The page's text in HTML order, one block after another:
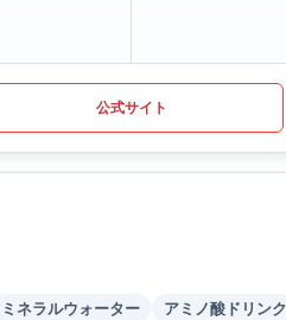
公式サイト
ミネラルウォーター
アミノ酸ドリンク